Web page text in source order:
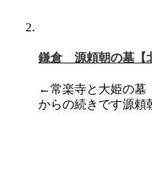
鎌倉 源頼朝の墓【
←常楽寺と大姫の墓
からの続きです源